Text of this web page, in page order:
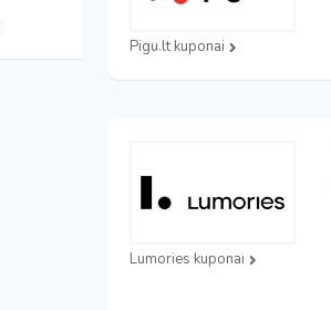
Pigu.lt kuponai
Lumories kuponai